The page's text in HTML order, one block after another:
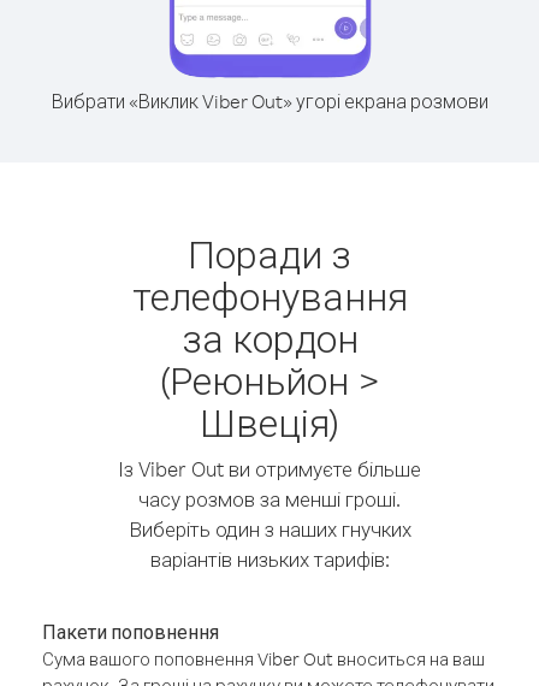
Вибрати «Виклик Viber Out» угорі екрана розмови
Поради з
телефонування
за кордон
(Реюньйон >
Швеція)
Із Viber Out ви отримуєте більше
часу розмов за менші гроші.
Виберіть один з наших гнучких
варіантів низьких тарифів:
Пакети поповнення
Сума вашого поповнення Viber Out вноситься на ваш